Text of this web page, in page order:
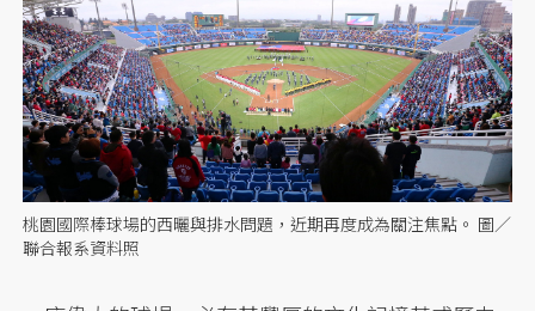
桃園國際棒球場的西曬與排水問題，近期再度成為關注焦點。 圖／
聯合報系資料照